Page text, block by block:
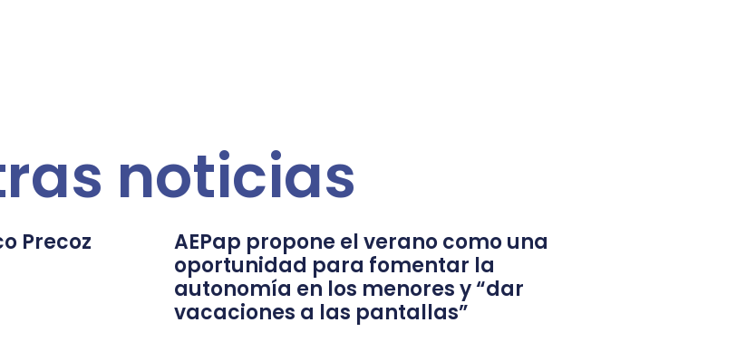
noticias
Precoz
AEPap propone el verano como una
oportunidad para fomentar la
autonomía en los menores y “dar
vacaciones a las pantallas”